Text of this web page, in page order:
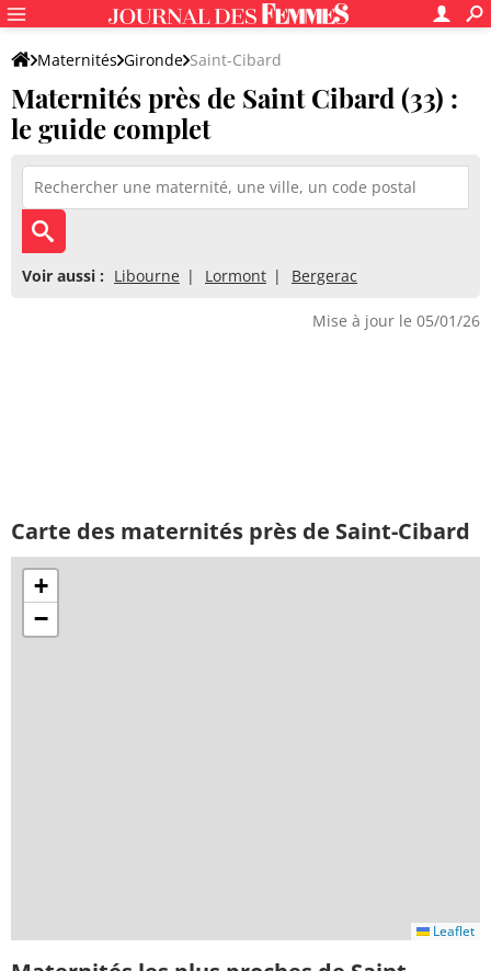
Maternités Gironde Saint-Cibard
Maternités près de Saint Cibard (33) :
le guide complet
Voir aussi : Libourne Lormont Bergerac
Mise à jour le 05/01/26
Carte des maternités près de Saint-Cibard
+
−
Leaflet